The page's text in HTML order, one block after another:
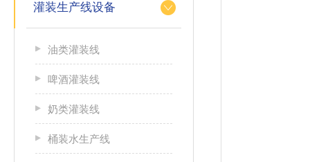
灌装生产线设备
油类灌装线
啤酒灌装线
奶类灌装线
桶装水生产线